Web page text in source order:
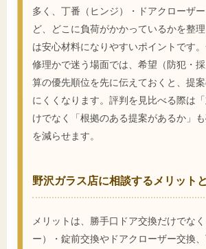
多く、丁番（ヒンジ）・ドアクローザ
ど、どこに負荷がかかっているかを整
は安心材料になりやすいポイントです
修理かで迷う場面では、希望（防犯・
算の優先順位を先に伝えておくと、提
にくくなります。評判を見比べる際は
けでなく「根拠のある提案があるか」
を減らせます。
野沢ガラス店に相談するメリット
メリットは、勝手口ドア交換だけでな
ー）・錠前交換やドアクローザー交換、